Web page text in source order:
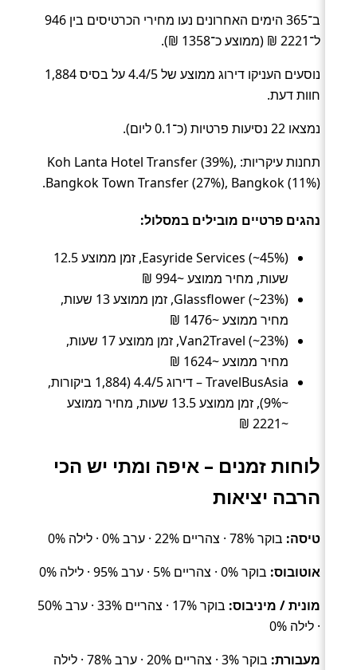
ב־365 הימים האחרונים נעו מחירי הכרטיסים בין 946
ל־2221 ₪ (ממוצע כ־1358 ₪).
נוסעים העניקו דירוג ממוצע של 4.4/5 על בסיס 1,884
חוות דעת.
נמצאו 22 נסיעות פרטיות (כ־0.1 ליום).
תחנות עיקריות: Koh Lanta Hotel Transfer (39%),
Bangkok Town Transfer (27%), Bangkok (11%).
נהגים פרטיים מובילים במסלול:
Easyride Services (~45%), זמן ממוצע 12.5
שעות, מחיר ממוצע ~994 ₪
Glassflower (~23%), זמן ממוצע 13 שעות,
מחיר ממוצע ~1476 ₪
Van2Travel (~23%), זמן ממוצע 17 שעות,
מחיר ממוצע ~1624 ₪
TravelBusAsia – דירוג 4.4/5 (1,884 ביקורות,
~9%), זמן ממוצע 13.5 שעות, מחיר ממוצע
~2221 ₪
לוחות זמנים – איפה ומתי יש הכי
הרבה יציאות
טיסה: בוקר 78% · צהריים 22% · ערב 0% · לילה 0%
אוטובוס: בוקר 0% · צהריים 5% · ערב 95% · לילה 0%
מונית / מיניבוס:
בוקר 17% · צהריים 33% · ערב 50%
· לילה 0%
מעבורת:
בוקר 3% · צהריים 20% · ערב 78% · לילה